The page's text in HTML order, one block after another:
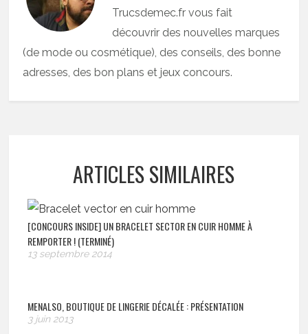
Trucsdemec.fr vous fait
découvrir des nouvelles marques
(de mode ou cosmétique), des conseils, des bonne
adresses, des bon plans et jeux concours.
ARTICLES SIMILAIRES
[CONCOURS INSIDE] UN BRACELET SECTOR EN CUIR HOMME À
REMPORTER ! (TERMINÉ)
13 septembre 2014
MENALSO, BOUTIQUE DE LINGERIE DÉCALÉE : PRÉSENTATION
3 juin 2013